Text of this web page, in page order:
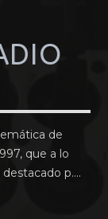
de
que a lo
p....